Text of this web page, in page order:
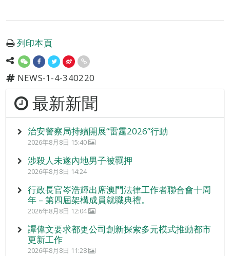
列印本頁
NEWS-1-4-340220
最新新聞
治安警察局持續開展“雷霆2026”行動
2026年8月8日 15:40
涉殺人未遂內地男子被羈押
2026年8月8日 14:24
行政長官岑浩輝出席澳門法律工作者聯合會十周
年 – 第四屆架構成員就職典禮。
2026年8月8日 12:04
譚偉文要求都更公司創新探索多元模式推動都市
更新工作
2026年8月8日 11:28